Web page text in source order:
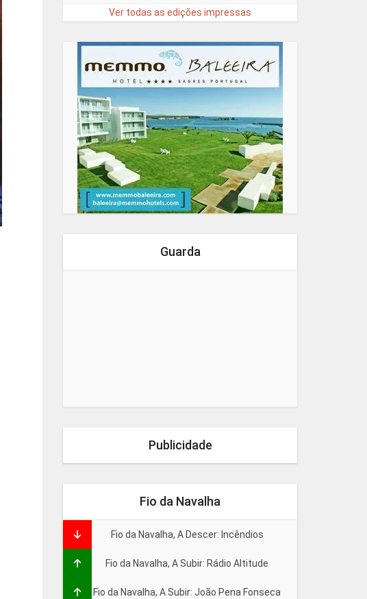
Ver todas as edições impressas
Guarda
Publicidade
Fio da Navalha
Fio da Navalha, A Descer: Incêndios
Fio da Navalha, A Subir: Rádio Altitude
Fio da Navalha, A Subir: João Pena Fonseca